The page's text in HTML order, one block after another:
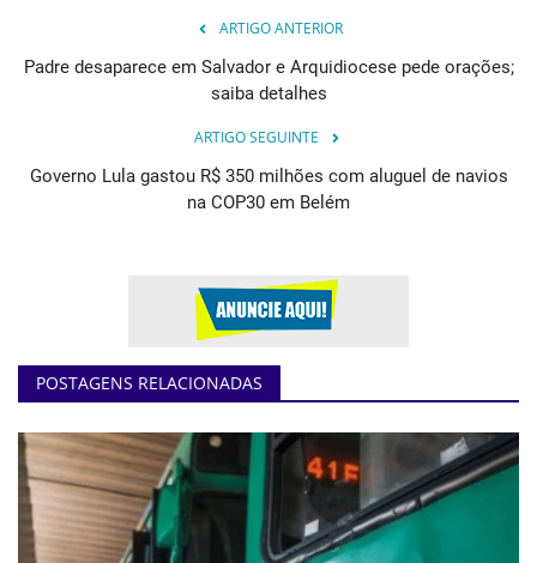
ARTIGO ANTERIOR
Padre desaparece em Salvador e Arquidiocese pede orações;
saiba detalhes
ARTIGO SEGUINTE
Governo Lula gastou R$ 350 milhões com aluguel de navios
na COP30 em Belém
POSTAGENS RELACIONADAS